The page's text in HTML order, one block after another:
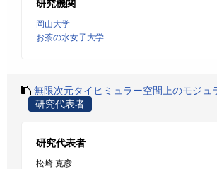
研究機関
岡山大学
お茶の水女子大学
無限次元タイヒミュラー空間上のモジュ
研究代表者
研究代表者
松崎 克彦